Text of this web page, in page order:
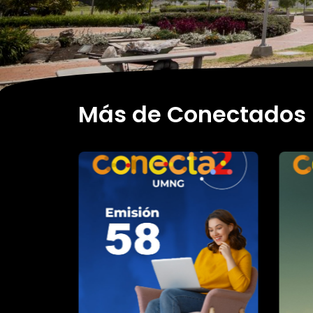
Más de Conectados